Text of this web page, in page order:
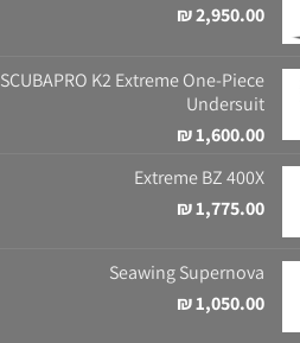
₪2,950.00
SCUBAPRO K2 Extreme One-Piece
Undersuit
₪1,600.00
Extreme BZ 400X
₪1,775.00
Seawing Supernova
₪1,050.00